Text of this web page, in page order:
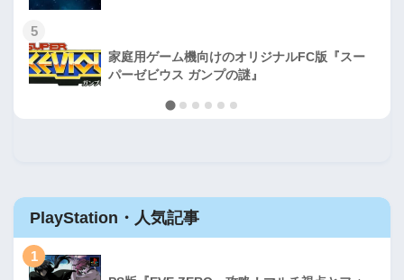
5
家庭用ゲーム機向けのオリジナルFC版『スー
パーゼビウス ガンプの謎』
PlayStation・人気記事
1